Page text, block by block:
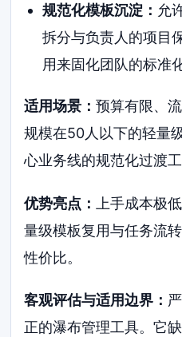
规范化模板沉淀： 允
拆分与负责人的项目
用来固化团队的标准
适用场景：预算有限、
规模在50人以下的轻量
心业务线的规范化过渡工
优势亮点：
上手成本极
量级模板复用与任务流
性价比。
客观评估与适用边界：
正的瀑布管理工具。它